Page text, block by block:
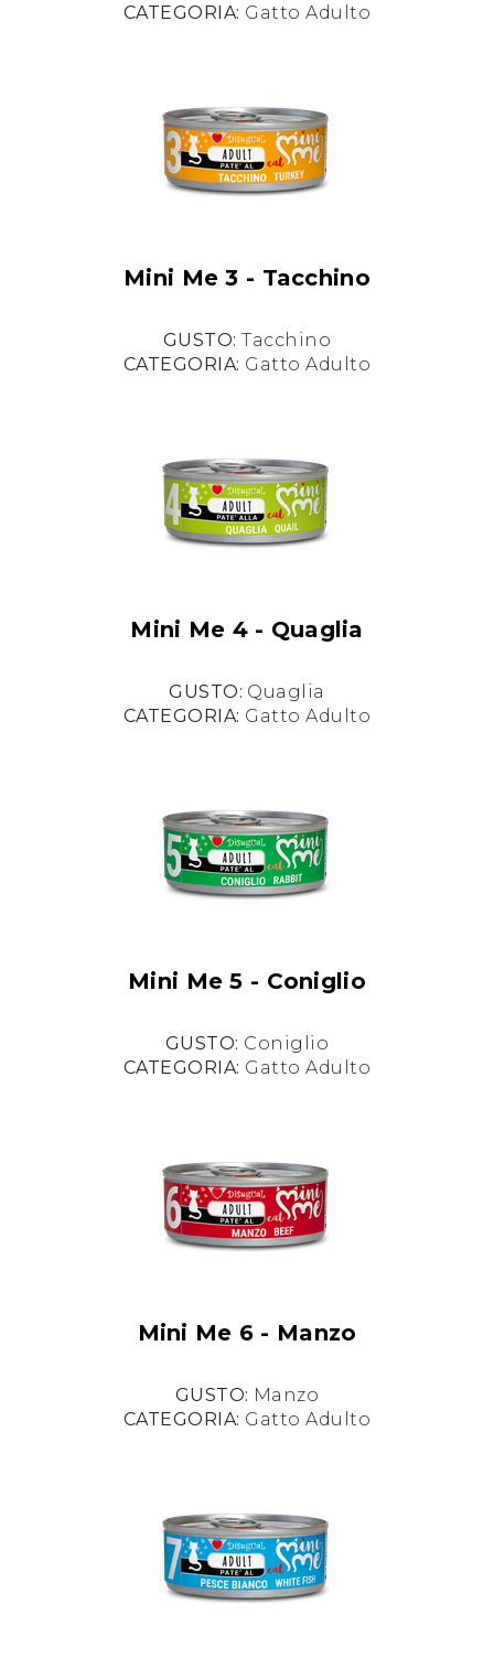
CATEGORIA: Gatto Adulto
Mini Me 3 - Tacchino
GUSTO:Tacchino
CATEGORIA: Gatto Adulto
Mini Me 4 - Quaglia
GUSTO: Quaglia
CATEGORIA: Gatto Adulto
Mini Me 5 - Coniglio
GUSTO: Coniglio
CATEGORIA: Gatto Adulto
Mini Me 6 - Manzo
GUSTO: Manzo
CATEGORIA: Gatto Adulto